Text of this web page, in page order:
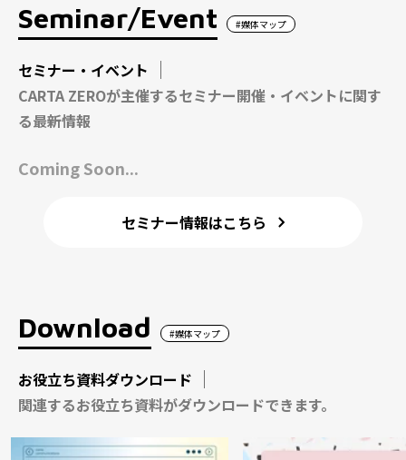
Seminar/Event #媒体マップ
セミナー・イベント
CARTA ZEROが主催するセミナー開催・イベントに関す
る最新情報
Coming Soon...
セミナー情報はこちら
Download #媒体マップ
お役立ち資料ダウンロード
関連するお役立ち資料がダウンロードできます。